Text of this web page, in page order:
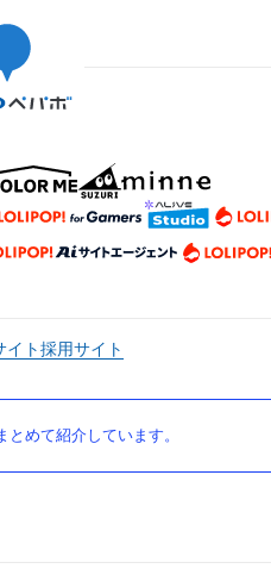
イト採用サイト
めて紹介しています。